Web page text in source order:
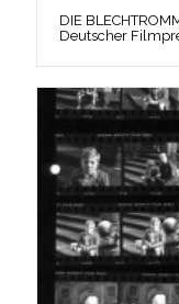
DIE
Deutscher